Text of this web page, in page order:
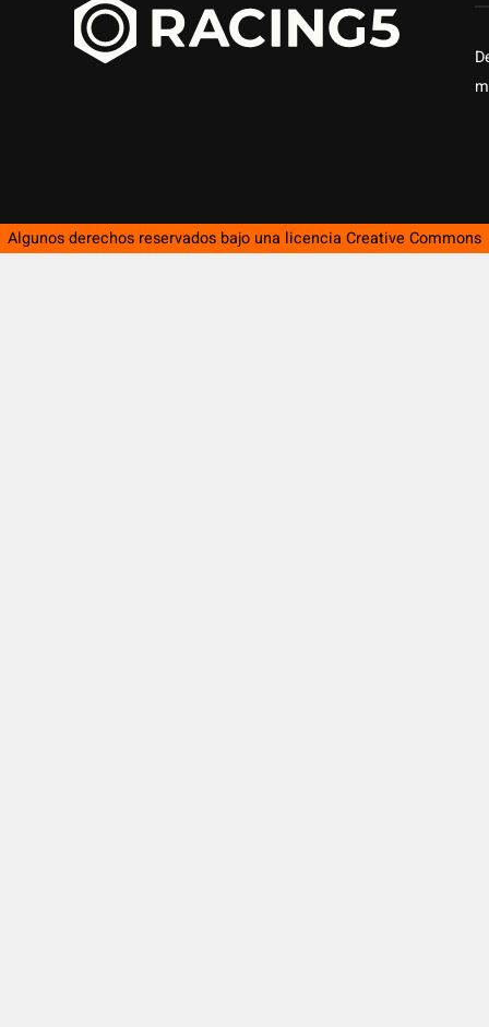
Algunos derechos reservados bajo una licencia Creative Commons